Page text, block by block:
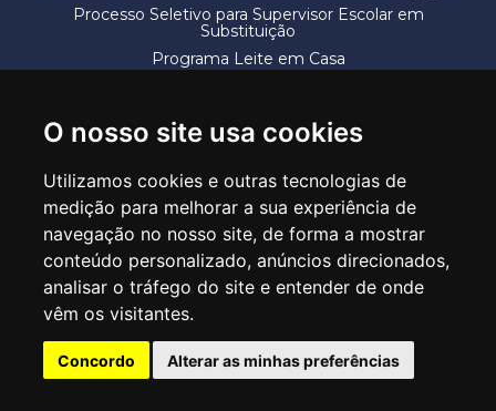
O nosso site usa cookies
Utilizamos cookies e outras tecnologias de
medição para melhorar a sua experiência de
navegação no nosso site, de forma a mostrar
conteúdo personalizado, anúncios direcionados,
analisar o tráfego do site e entender de onde
vêm os visitantes.
Concordo Alterar as minhas preferências
Processo Seletivo para Supervisor Escolar em
Substituição
Programa Leite em Casa
SECRETARIA DE EDUCAÇÃO
Rua Claudino Barbosa, 313 - Macedo - Guarulhos/SP CEP 07113-040
Central de Atendimento: *55 11 2475-7300